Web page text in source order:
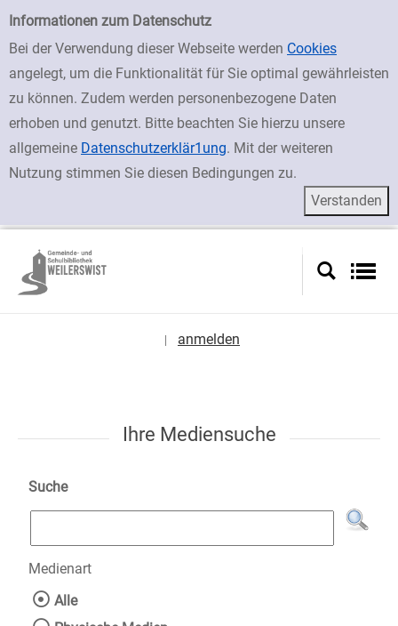
Einfache Suche
Informationen zum Datenschutz
Bei der Verwendung dieser Webseite werden Cookies
angelegt, um die Funktionalität für Sie optimal gewährleisten
zu können. Zudem werden personenbezogene Daten
erhoben und genutzt. Bitte beachten Sie hierzu unsere
allgemeine Datenschutzerklär1ung. Mit der weiteren
Nutzung stimmen Sie diesen Bedingungen zu.
zur Navigation springen
zum Inhalt springen
Zur Detailanzeige springen
anmelden
Ihre Mediensuche
Suche
Medienart
Wählen Sie die Medienart nach der Sie
Alle